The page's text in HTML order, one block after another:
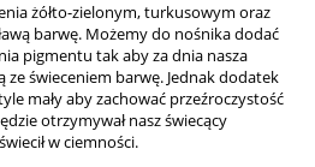
żółto-zielonym, turkusowym oraz
barwę. Możemy do nośnika dodać
pigmentu tak aby za dnia nasza
ze świeceniem barwę. Jednak dodatek
mały aby zachować przeźroczystość
otrzymywał nasz świecący
w ciemności.